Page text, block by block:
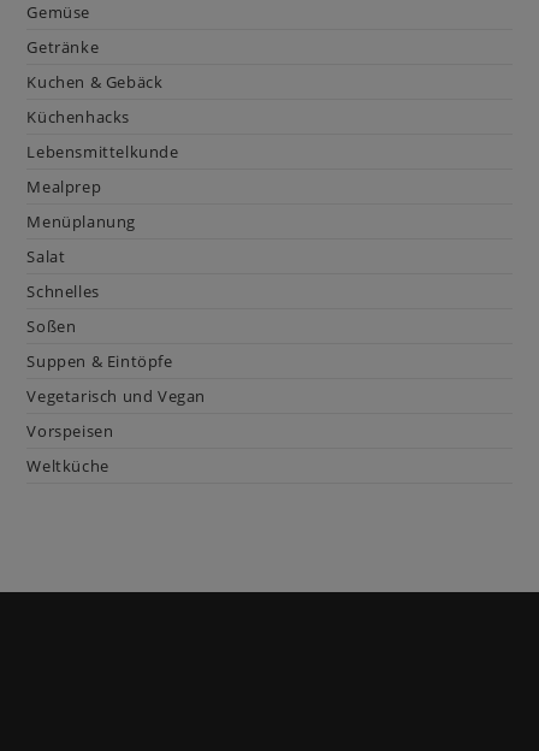
Gemüse
Getränke
Kuchen & Gebäck
Küchenhacks
Lebensmittelkunde
Mealprep
Menüplanung
Salat
Schnelles
Soßen
Suppen & Eintöpfe
Vegetarisch und Vegan
Vorspeisen
Weltküche